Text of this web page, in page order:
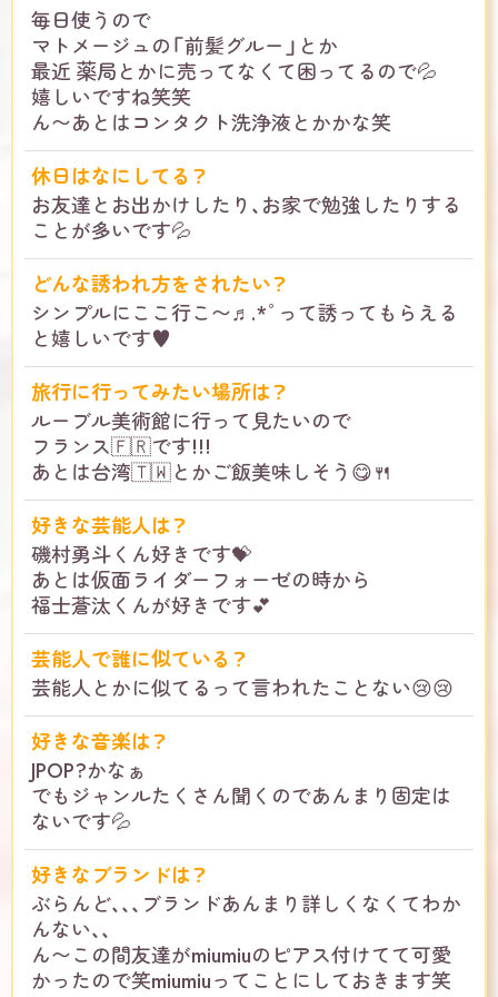
毎日使うので
マトメージュの「前髪グルー」とか
最近 薬局とかに売ってなくて困ってるので💦
嬉しいですね笑笑
ん〜あとはコンタクト洗浄液とかかな笑
休日はなにしてる？
お友達とお出かけしたり、お家で勉強したりする
ことが多いです💦
どんな誘われ方をされたい？
シンプルにここ行こ〜♬.*ﾟって誘ってもらえる
と嬉しいです♥️
旅行に行ってみたい場所は？
ルーブル美術館に行って見たいので
フランス🇫🇷です!!!
あとは台湾🇹🇼とかご飯美味しそう😋🍴
好きな芸能人は？
磯村勇斗くん好きです💝
あとは仮面ライダーフォーゼの時から
福士蒼汰くんが好きです💕
芸能人で誰に似ている？
芸能人とかに似てるって言われたことない😢😢
好きな音楽は？
JPOP?かなぁ
でもジャンルたくさん聞くのであんまり固定は
ないです💦
好きなブランドは？
ぶらんど、、、ブランドあんまり詳しくなくてわか
んない、、
ん〜この間友達がmiumiuのピアス付けてて可愛
かったので笑miumiuってことにしておきます笑